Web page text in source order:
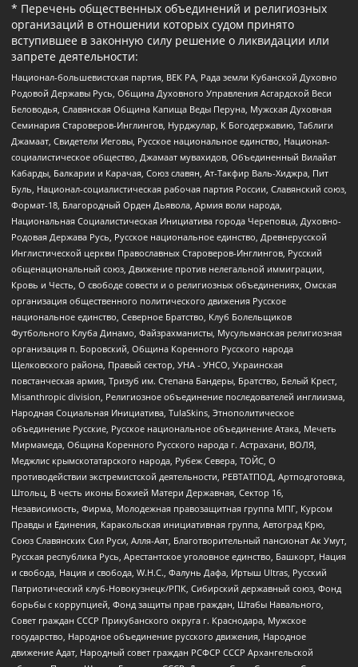
* Перечень общественных объединений и религиозных
организаций в отношении которых судом принято
вступившее в законную силу решение о ликвидации или
запрете деятельности:
Национал-большевистская партия, ВЕК РА, Рада земли Кубанской Духовно
Родовой Державы Русь, Община Духовного Управления Асгардской Веси
Беловодья, Славянская Община Капища Веды Перуна, Мужская Духовная
Семинария Староверов-Инглингов, Нурджулар, К Богодержавию, Таблиги
Джамаат, Свидетели Иеговы, Русское национальное единство, Национал-
социалистическое общество, Джамаат мувахидов, Объединенный Вилайат
Кабарды, Балкарии и Карачая, Союз славян, Ат-Такфир Валь-Хиджра, Пит
Буль, Национал-социалистическая рабочая партия России, Славянский союз,
Формат-18, Благородный Орден Дьявола, Армия воли народа,
Национальная Социалистическая Инициатива города Череповца, Духовно-
Родовая Держава Русь, Русское национальное единство, Древнерусской
Инглистической церкви Православных Староверов-Инглингов, Русский
общенациональный союз, Движение против нелегальной иммиграции,
Кровь и Честь, О свободе совести и о религиозных объединениях, Омская
организация общественного политического движения Русское
национальное единство, Северное Братство, Клуб Болельщиков
Футбольного Клуба Динамо, Файзрахманисты, Мусульманская религиозная
организация п. Боровский, Община Коренного Русского народа
Щелковского района, Правый сектор, УНА - УНСО, Украинская
повстанческая армия, Тризуб им. Степана Бандеры, Братство, Белый Крест,
Misanthropic division, Религиозное объединение последователей инглиизма,
Народная Социальная Инициатива, TulaSkins, Этнополитическое
объединение Русские, Русское национальное объединение Атака, Мечеть
Мирмамеда, Община Коренного Русского народа г. Астрахани, ВОЛЯ,
Меджлис крымскотатарского народа, Рубеж Севера, ТОЙС, О
противодействии экстремистской деятельности, РЕВТАТПОД, Артподготовка,
Штольц, В честь иконы Божией Матери Державная, Сектор 16,
Независимость, Фирма, Молодежная правозащитная группа МПГ, Курсом
Правды и Единения, Каракольская инициативная группа, Автоград Крю,
Союз Славянских Сил Руси, Алля-Аят, Благотворительный пансионат Ак Умут,
Русская республика Русь, Арестантское уголовное единство, Башкорт, Нация
и свобода, Нация и свобода, W.H.С., Фалунь Дафа, Иртыш Ultras, Русский
Патриотический клуб-Новокузнецк/РПК, Сибирский державный союз, Фонд
борьбы с коррупцией, Фонд защиты прав граждан, Штабы Навального,
Совет граждан СССР Прикубанского округа г. Краснодара, Мужское
государство, Народное объединение русского движения, Народное
движение Адат, Народный совет граждан РСФСР СССР Архангельской